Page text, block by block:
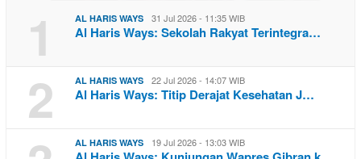
1 AL HARIS WAYS 31 Jul 2026 - 11:35 WIB
Al Haris Ways: Sekolah Rakyat Terintegra…
2 AL HARIS WAYS 22 Jul 2026 - 14:07 WIB
Al Haris Ways: Titip Derajat Kesehatan J…
AL HARIS WAYS 19 Jul 2026 - 13:03 WIB